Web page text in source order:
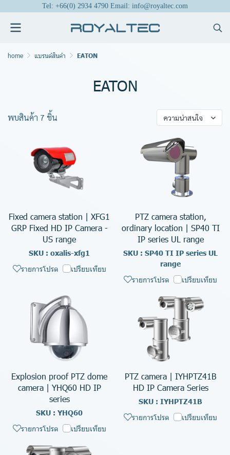
Tel: +66(0) 2934 4790 Email: info@royaltec.com
home แบรนด์สินค้า EATON
EATON
พบสินค้า 7 ชิ้น ความน่าสนใจ
Fixed camera station | XFG1
GRP Fixed HD IP Camera -
US range
SKU : oxalis-xfg1
รายการโปรด เปรียบเทียบ
PTZ camera station,
ordinary location | SP40 TI
IP series UL range
SKU : SP40 TI IP series UL
range
รายการโปรด เปรียบเทียบ
Explosion proof PTZ dome
camera | YHQ60 HD IP
series
SKU : YHQ60
รายการโปรด เปรียบเทียบ
PTZ camera | IYHPTZ41B
HD IP Camera Series
SKU : IYHPTZ41B
รายการโปรด เปรียบเทียบ